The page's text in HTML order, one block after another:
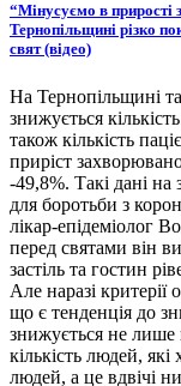
“Мінусуємо в прирості
Тернопільщині різко
свят (відео)
На Тернопільщині
знижується
також кількість
приріст
-49,8%. Такі дані на
для боротьби з
лікар-епідеміолог
перед святами він
застіль та гостин
Але наразі
що є тенденція до
знижується не лише
кількість людей,
людей, а це вдвічі